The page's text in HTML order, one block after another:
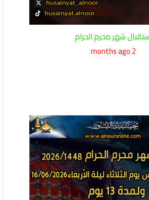
شهر محرم الحرام
2 months ago